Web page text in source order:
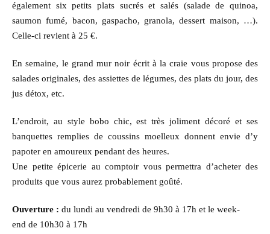
également six petits plats sucrés et salés (salade de quinoa,
saumon fumé, bacon, gaspacho, granola, dessert maison, …).
Celle-ci revient à 25 €.
En semaine, le grand mur noir écrit à la craie vous propose des
salades originales, des assiettes de légumes, des plats du jour, des
jus détox, etc.
L’endroit, au style bobo chic, est très joliment décoré et ses
banquettes remplies de coussins moelleux donnent envie d’y
papoter en amoureux pendant des heures.
Une petite épicerie au comptoir vous permettra d’acheter des
produits que vous aurez probablement goûté.
Ouverture : du lundi au vendredi de 9h30 à 17h et le week-
end de 10h30 à 17h